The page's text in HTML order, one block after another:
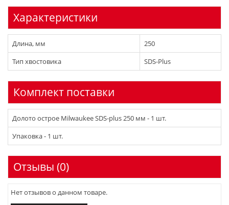
Характеристики
Длина, мм
250
Тип хвостовика
SDS-Plus
Комплект поставки
Долото острое Milwaukee SDS-plus 250 мм - 1 шт.
Упаковка - 1 шт.
Отзывы (0)
Нет отзывов о данном товаре.